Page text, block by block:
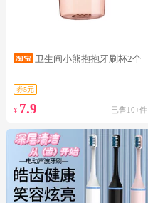
卫生间小熊抱抱牙刷杯2个
券5元
¥ 7.9 已售10+件